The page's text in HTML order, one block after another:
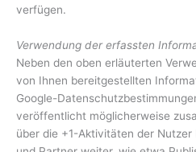
verfügen.
Verwendung der erfassten
Neben den oben erläuterten
von Ihnen bereitgestellten
Google-
veröffentlicht möglicherweise
über die +1-Aktivitäten der